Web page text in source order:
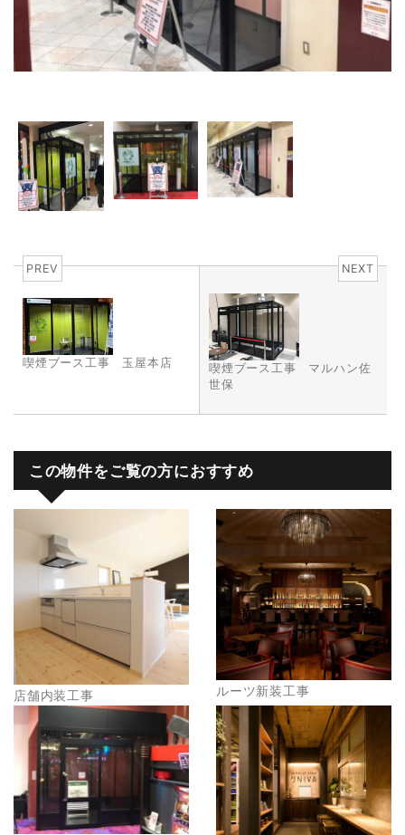
PREV
喫煙ブース工事 玉屋本店
NEXT
喫煙ブース工事 マルハン佐
世保
この物件をご覧の方におすすめ
店舗内装工事 ルーツ新装工事